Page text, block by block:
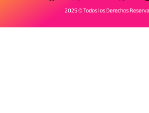
2025 © Todos los Derechos